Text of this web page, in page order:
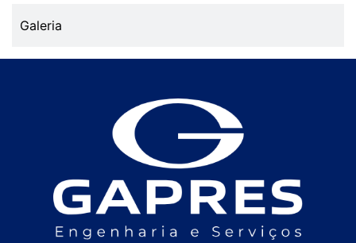
Galeria